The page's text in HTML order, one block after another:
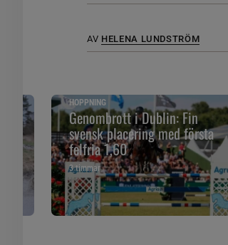
AV HELENA LUNDSTRÖM
HOPPNING
Genombrott i Dublin: Fin
svensk placering med första
felfria 1,60
3 timmar